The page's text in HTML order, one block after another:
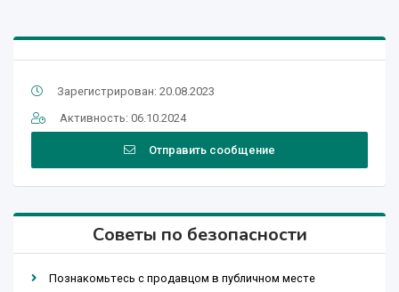
Зарегистрирован: 20.08.2023
Активность: 06.10.2024
Отправить сообщение
Советы по безопасности
Познакомьтесь с продавцом в публичном месте